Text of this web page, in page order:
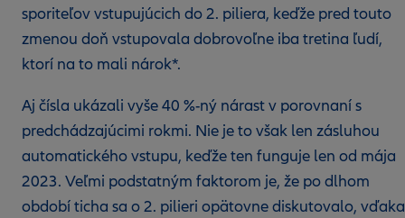
sporiteľov vstupujúcich do 2. piliera, keďže pred touto
zmenou doň vstupovala dobrovoľne iba tretina ľudí,
ktorí na to mali nárok*.
Aj čísla ukázali vyše 40 %-ný nárast v porovnaní s
predchádzajúcimi rokmi. Nie je to však len zásluhou
automatického vstupu, keďže ten funguje len od mája
2023. Veľmi podstatným faktorom je, že po dlhom
období ticha sa o 2. pilieri opätovne diskutovalo, vďaka